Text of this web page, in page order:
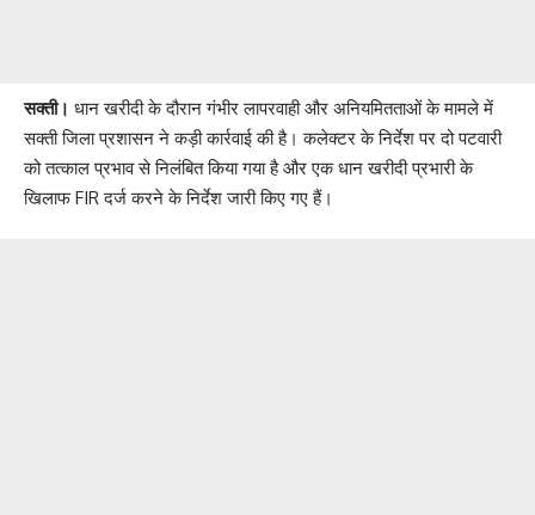
सक्ती। धान खरीदी के दौरान गंभीर लापरवाही और अनियमितताओं के मामले में
सक्ती जिला प्रशासन ने कड़ी कार्रवाई की है। कलेक्टर के निर्देश पर दो पटवारी
को तत्काल प्रभाव से निलंबित किया गया है और एक धान खरीदी प्रभारी के
खिलाफ FIR दर्ज करने के निर्देश जारी किए गए हैं।